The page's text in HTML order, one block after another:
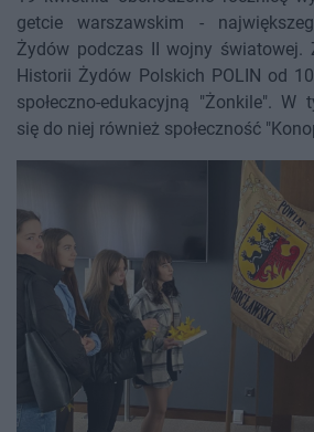
getcie warszawskim -
Żydów podczas II wojny światowej.
Historii Żydów Polskich POLIN od
społeczno-edukacyjną "Żonkile". W
się do niej również społeczność